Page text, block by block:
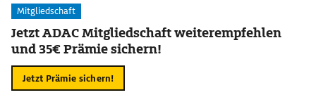
Mitgliedschaft
Jetzt ADAC Mitgliedschaft weiterempfehlen
und 35€ Prämie sichern!
Jetzt Prämie sichern!